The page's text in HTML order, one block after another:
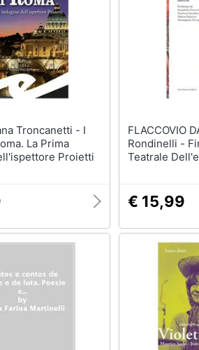
La Prima
Proietti
FLACCOVIO
Rondinelli -
Teatrale
€ 15,99